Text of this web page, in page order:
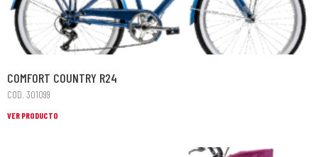
COMFORT COUNTRY R24
COD. 301099
VER PRODUCTO